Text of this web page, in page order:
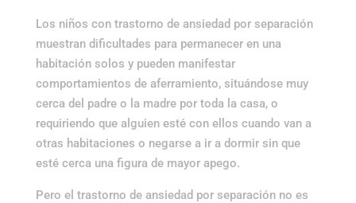
Los niños con trastorno de ansiedad por separación
muestran dificultades para permanecer en una
habitación solos y pueden manifestar
comportamientos de aferramiento, situándose muy
cerca del padre o la madre por toda la casa, o
requiriendo que alguien esté con ellos cuando van a
otras habitaciones o negarse a ir a dormir sin que
esté cerca una figura de mayor apego.
Pero el trastorno de ansiedad por separación no es